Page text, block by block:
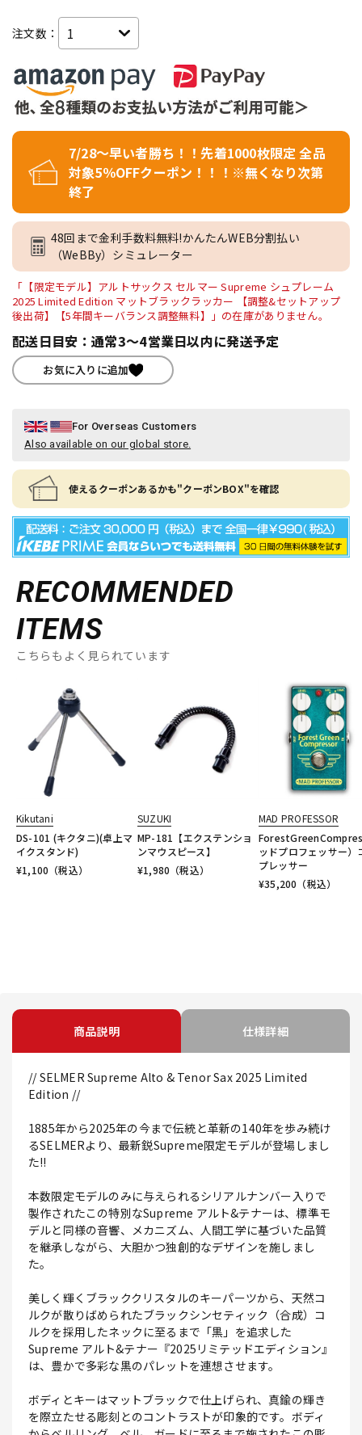
注文数：
7/28～早い者勝ち！！先着1000枚限定 全品
対象5％OFFクーポン！！！※無くなり次第
終了
48回まで金利手数料無料!かんたんWEB分割払い
（WeBBy）シミュレーター
「【限定モデル】アルトサックス セルマー Supreme シュプレーム
2025 Limited Edition マットブラックラッカー 【調整&セットアップ
後出荷】【5年間キーバランス調整無料】」の在庫がありません。
配送日目安：通常3～4営業日以内に発送予定
お気に入りに追加
For Overseas Customers
Also available on our global store.
使えるクーポンあるかも"クーポンBOX"を確認
RECOMMENDED
ITEMS
こちらもよく見られています
Kikutani
DS-101 (キクタニ)(卓上マ
イクスタンド)
¥1,100 （税込）
SUZUKI
MP-181【エクステンショ
ンマウスピース】
¥1,980 （税込）
MAD PROFESSOR
ッドプロフェッサー）
プレッサー
¥35,200 （税込）
商品説明 仕様詳細
// SELMER Supreme Alto & Tenor Sax 2025 Limited
Edition //
1885年から2025年の今まで伝統と革新の140年を歩み続け
るSELMERより、最新鋭Supreme限定モデルが登場しまし
た!!
本数限定モデルのみに与えられるシリアルナンバー入りで
製作されたこの特別なSupreme アルト&テナーは、標準モ
デルと同様の音響、メカニズム、人間工学に基づいた品質
を継承しながら、大胆かつ独創的なデザインを施しまし
た。
美しく輝くブラッククリスタルのキーパーツから、天然コ
ルクが散りばめられたブラックシンセティック（合成）コ
ルクを採用したネックに至るまで「黒」を追求した
Supreme アルト&テナー『2025リミテッドエディション』
は、豊かで多彩な黒のパレットを連想させます。
ボディとキーはマットブラックで仕上げられ、真鍮の輝き
を際立たせる彫刻とのコントラストが印象的です。ボディ